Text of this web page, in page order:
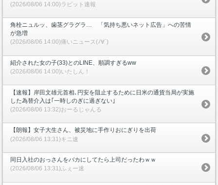
(2026/08/06 14:00)ラビット速報
角栓ニュルッ、歯茎グラグラ… 「気持ち悪いネット広告」への苦情
が急増
(2026/08/06 14:00)痛いニュース(ﾉ∀`)
紹介された女の子(33)とのLINE、順調すぎるww
(2026/08/06 14:00)いたしん！
【速報】岸田文雄元首相､円安を阻止するために日米の通貨当局が実施
した為替介入は｢一時しのぎに過ぎない｣
(2026/08/06 13:32)おーるじゃんる
【朗報】女子大生さん、被災地に手作りおにぎりを出荷
(2026/08/06 13:31)キニ速
同日入社のおっさんをバカにしてたら上司だったわｗｗ
(2026/08/06 13:31)ふぇー速